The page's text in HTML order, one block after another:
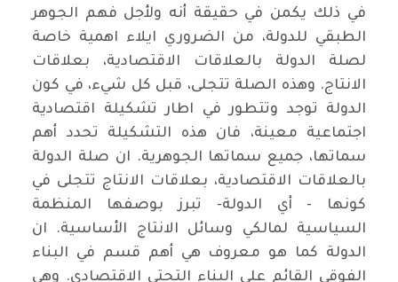
في ذلك يكمن في حقيقة أنه ولأجل فهم الجوهر
الطبقي للدولة، من الضروري ايلاء اهمية خاصة
لصلة الدولة بالعلاقات الاقتصادية، بعلاقات
الانتاج. وهذه الصلة تتجلى، قبل كل شيء، في كون
الدولة توجد وتتطور في اطار تشكيلة اقتصادية
اجتماعية معينة، فان هذه التشكيلة تحدد أهم
سماتها، جميع سماتها الجوهرية. ان صلة الدولة
بالعلاقات الاقتصادية، بعلاقات الانتاج تتجلى في
كونها - أي الدولة- تبرز بوصفها المنظمة
السياسية لمالكي وسائل الانتاج الأساسية. ان
الدولة كما هو معروف هي أهم قسم في البناء
الفوقي القائم على البناء التحتي الاقتصادي. وهي